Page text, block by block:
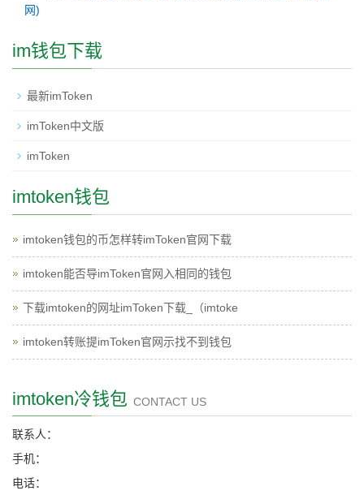
网)
im钱包下载
最新imToken
imToken中文版
imToken
imtoken钱包
imtoken钱包的币怎样转imToken官网下载
imtoken能否导imToken官网入相同的钱包
下载imtoken的网址imToken下载_（imtoke
imtoken转账提imToken官网示找不到钱包
imtoken冷钱包 CONTACT US
联系人：
手机：
电话：